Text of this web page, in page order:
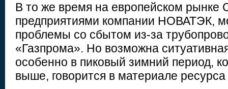
В то же время на европейском рынке
предприятиями компании НОВАТЭК,
проблемы со сбытом из-за
«Газпрома». Но возможна
особенно в пиковый зимний период,
выше, говорится в материале ресурса